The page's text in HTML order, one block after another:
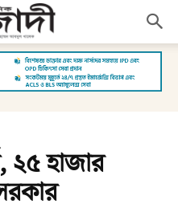
২৫ হাজার